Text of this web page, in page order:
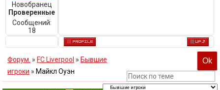
Новобранец
Проверенные
Сообщений:
18
Форум. » FC Liverpool » Бывшие
игроки » Майкл Оуэн